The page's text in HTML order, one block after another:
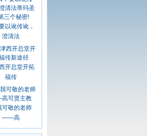
以讹传讹，
澄清法
开总堂开拓
福传
可敬的老师
——高